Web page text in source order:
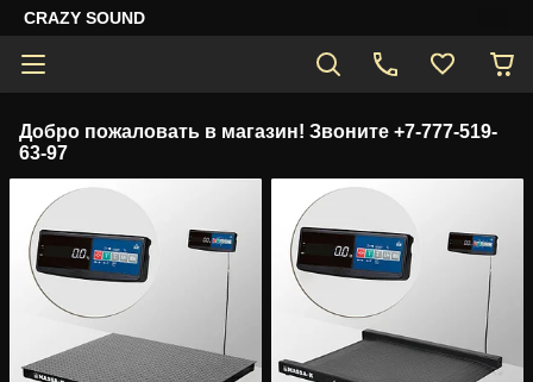
CRAZY SOUND
Добро пожаловать в магазин! Звоните +7-777-519-
63-97